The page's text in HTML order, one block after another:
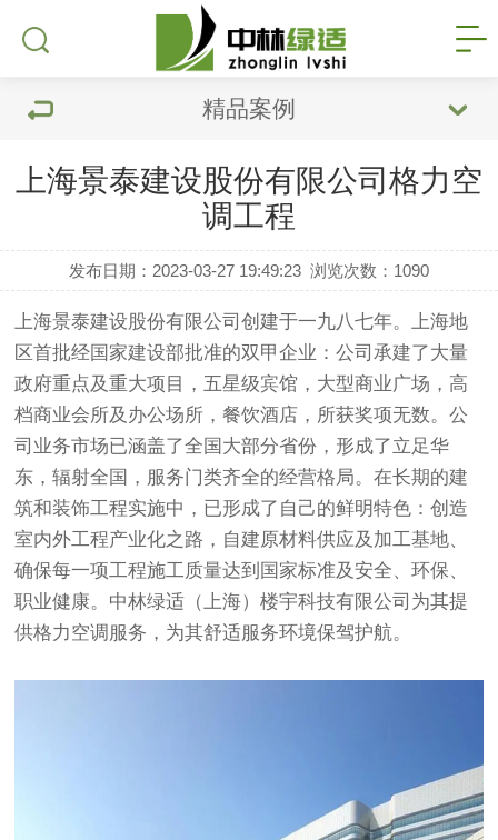
精品案例
上海景泰建设股份有限公司格力空
调工程
发布日期：2023-03-27 19:49:23 浏览次数： 1090
上海景泰建设股份有限公司创建于一九八七年。上海地
区首批经国家建设部批准的双甲企业：公司承建了大量
政府重点及重大项目，五星级宾馆，大型商业广场，高
档商业会所及办公场所，餐饮酒店，所获奖项无数。公
司业务市场已涵盖了全国大部分省份，形成了立足华
东，辐射全国，服务门类齐全的经营格局。在长期的建
筑和装饰工程实施中，已形成了自己的鲜明特色：创造
室内外工程产业化之路，自建原材料供应及加工基地、
确保每一项工程施工质量达到国家标准及安全、环保、
职业健康。中林绿适（上海）楼宇科技有限公司为其提
供格力空调服务，为其舒适服务环境保驾护航。